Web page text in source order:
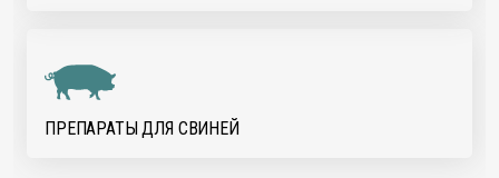
ПРЕПАРАТЫ ДЛЯ СВИНЕЙ